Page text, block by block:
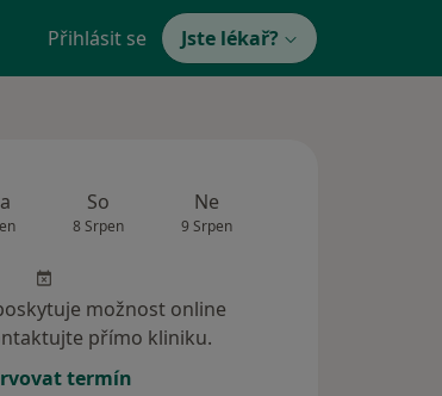
Přihlásit se Jste lékař?
So
8 Srpen
Ne
9 Srpen
možnost online
přímo kliniku.
termín